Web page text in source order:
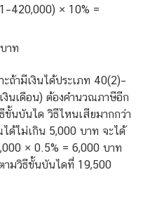
× 10% =
าท
ถ้ามีเงินได้ประเภท 40(2)–
นเดือน) ต้องคำนวณภาษีอีก
นบันได วิธีไหนเสียมากกว่า
ด้ไม่เกิน 5,000 บาท จะได้
× 0.5% = 6,000 บาท
ามวิธีขั้นบันไดที่ 19,500